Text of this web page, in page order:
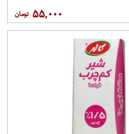
۵۵,۰۰۰